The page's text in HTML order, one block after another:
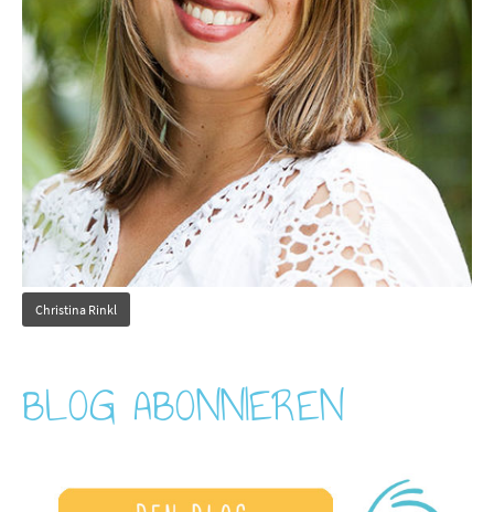
Christina Rinkl
BLOG ABONNIEREN